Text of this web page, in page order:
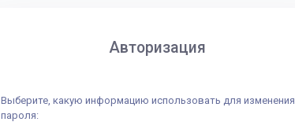
Авторизация
Выберите, какую информацию использовать для изменения
пароля: